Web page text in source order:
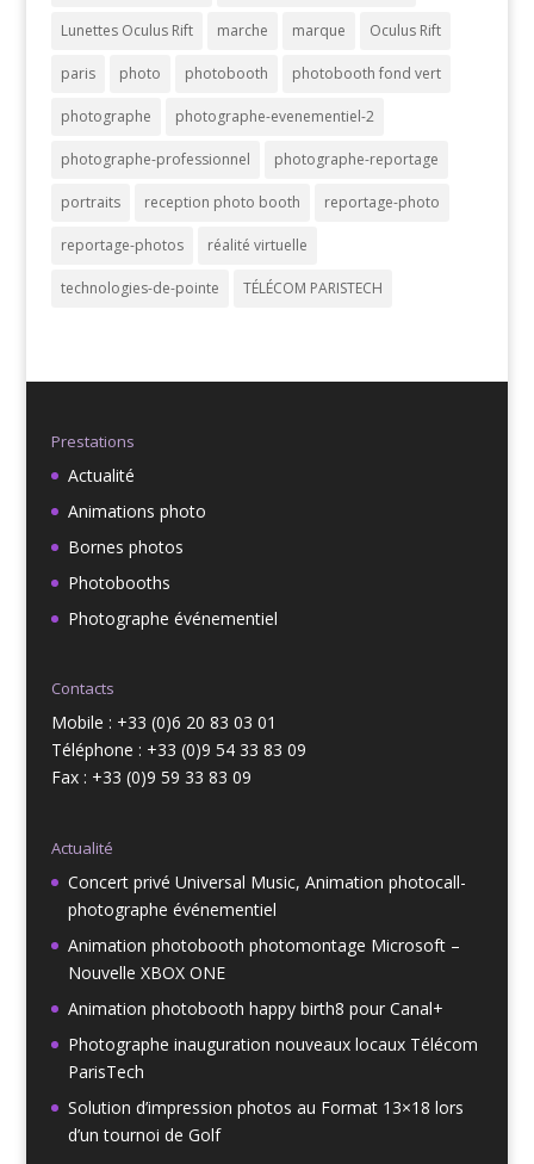
Lunettes Oculus Rift marche marque Oculus Rift
paris photo photobooth photobooth fond vert
photographe photographe-evenementiel-2
photographe-professionnel photographe-reportage
portraits reception photo booth reportage-photo
reportage-photos réalité virtuelle
technologies-de-pointe TÉLÉCOM PARISTECH
Prestations
Actualité
Animations photo
Bornes photos
Photobooths
Photographe événementiel
Contacts
Mobile : +33 (0)6 20 83 03 01
Téléphone : +33 (0)9 54 33 83 09
Fax : +33 (0)9 59 33 83 09
Actualité
Concert privé Universal Music, Animation photocall-
photographe événementiel
Animation photobooth photomontage Microsoft –
Nouvelle XBOX ONE
Animation photobooth happy birth8 pour Canal+
Photographe inauguration nouveaux locaux Télécom
ParisTech
Solution d’impression photos au Format 13×18 lors
d’un tournoi de Golf